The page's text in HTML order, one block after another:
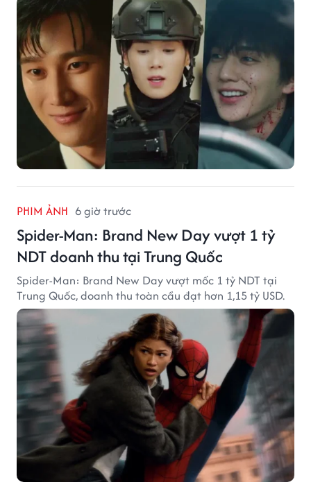
PHIM ẢNH 6 giờ trước
Spider-Man: Brand New Day vượt 1 tỷ
NDT doanh thu tại Trung Quốc
Spider-Man: Brand New Day vượt mốc 1 tỷ NDT tại
Trung Quốc, doanh thu toàn cầu đạt hơn 1,15 tỷ USD.